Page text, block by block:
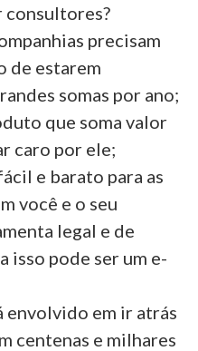
consultores?
precisam
de estarem
somas por ano;
que soma valor
caro por ele;
e barato para as
você e o seu
legal e de
isso pode ser um e-
envolvido em ir atrás
centenas e milhares